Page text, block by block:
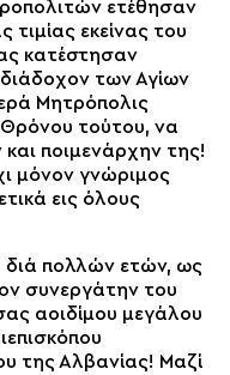
ετέθησαν
τιμίας εκείνας του
κατέστησαν
των Αγίων
Μητρόπολις
τούτου, να
ποιμενάρχην της!
μόνον γνώριμος
εις όλους
διά πολλών ετών, ως
συνεργάτην του
αοιδίμου μεγάλου
της Αλβανίας! Μαζί